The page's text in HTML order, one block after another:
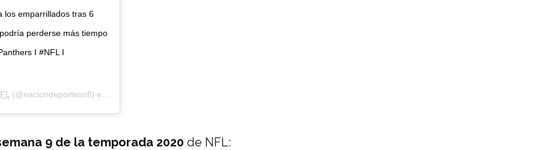
los emparrillados tras 6
perderse más tiempo
I #NFL I
(@naciondeportesnfl) el
9 de la temporada 2020 de NFL: